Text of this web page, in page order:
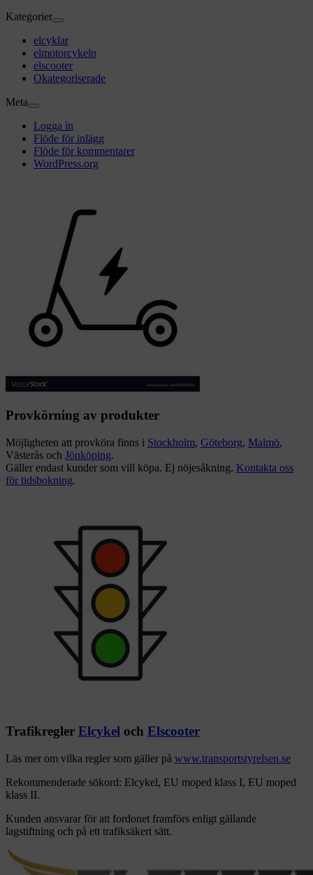
Kategorier
elcyklar
elmotorcykeln
elscooter
Okategoriserade
Meta
Logga in
Flöde för inlägg
Flöde för kommentarer
WordPress.org
Provkörning av produkter
Möjligheten att provköra finns i Stockholm, Göteborg, Malmö,
Västerås och Jönköping.
Gäller endast kunder som vill köpa. Ej nöjesåkning. Kontakta oss
för tidsbokning.
Trafikregler Elcykel och Elscooter
Läs mer om vilka regler som gäller på www.transportstyrelsen.se
Rekommenderade sökord: Elcykel, EU moped klass I, EU moped
klass II.
Kunden ansvarar för att fordonet framförs enligt gällande
lagstiftning och på ett trafiksäkert sätt.